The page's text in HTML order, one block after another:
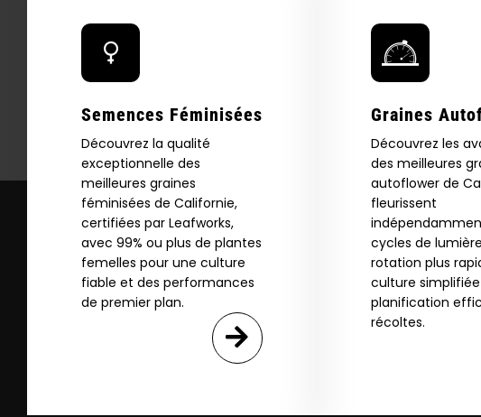
Semences Féminisées
Découvrez la qualité
exceptionnelle des
meilleures graines
féminisées de Californie,
certifiées par Leafworks,
avec 99% ou plus de plantes
femelles pour une culture
fiable et des performances
de premier plan.
Graines
Découvrez les
des meilleures
autoflower de
fleurissent
cycles de
rotation plus
culture
planification
récoltes.
The
By
Download our 2026 seed
your first order and be the first
*Our Site is For Users 21+ by Entering You
SIGN ME